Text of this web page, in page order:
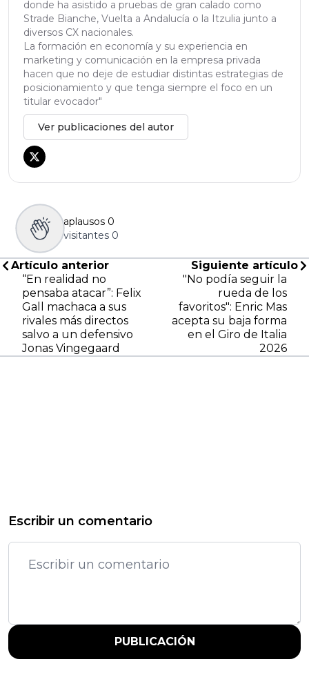
donde ha asistido a pruebas de gran calado como
Strade Bianche, Vuelta a Andalucía o la Itzulia junto a
diversos CX nacionales.
La formación en economía y su experiencia en
marketing y comunicación en la empresa privada
hacen que no deje de estudiar distintas estrategias de
posicionamiento y que tenga siempre el foco en un
titular evocador"
Ver publicaciones del autor
aplausos 0
visitantes 0
Artículo anterior
“En realidad no
pensaba atacar”: Felix
Gall machaca a sus
rivales más directos
salvo a un defensivo
Jonas Vingegaard
Siguiente artículo
"No podía seguir la
rueda de los
favoritos": Enric Mas
acepta su baja forma
en el Giro de Italia
2026
Escribir un comentario
PUBLICACIÓN